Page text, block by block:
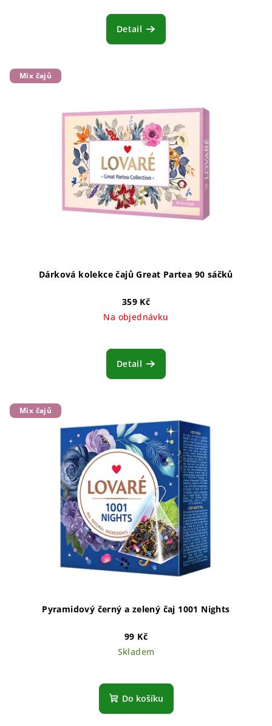
Detail
Mix čajů
Dárková kolekce čajů Great Partea 90 sáčků
359 Kč
Na objednávku
Detail
Mix čajů
Pyramidový černý a zelený čaj 1001 Nights
99 Kč
Skladem
Do košíku